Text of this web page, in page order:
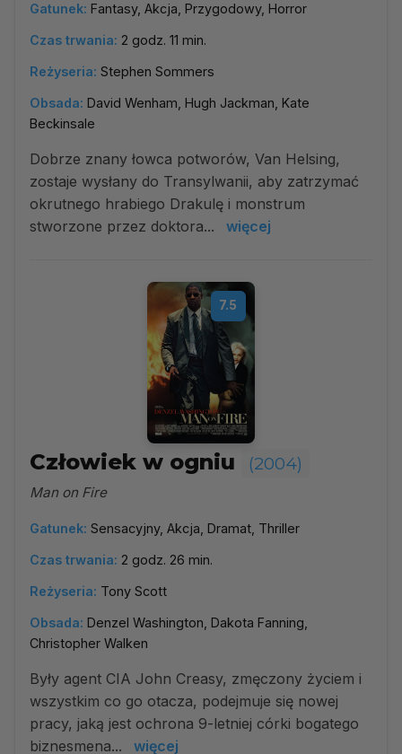
Gatunek: Fantasy, Akcja, Przygodowy, Horror
Czas trwania: 2 godz. 11 min.
Reżyseria: Stephen Sommers
Obsada: David Wenham, Hugh Jackman, Kate
Beckinsale
Dobrze znany łowca potworów, Van Helsing,
zostaje wysłany do Transylwanii, aby zatrzymać
okrutnego hrabiego Drakulę i monstrum
stworzone przez doktora...
więcej
7.5
Człowiek w ogniu (2004)
Man on Fire
Gatunek: Sensacyjny, Akcja, Dramat, Thriller
Czas trwania: 2 godz. 26 min.
Reżyseria: Tony Scott
Obsada: Denzel Washington, Dakota Fanning,
Christopher Walken
Były agent CIA John Creasy, zmęczony życiem i
wszystkim co go otacza, podejmuje się nowej
pracy, jaką jest ochrona 9-letniej córki bogatego
biznesmena...
więcej